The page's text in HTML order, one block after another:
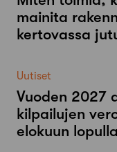
mainita
kertovassa
Uutiset
Vuoden 2027
kilpailujen
elokuun lopulla